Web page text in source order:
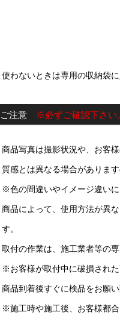
使わないときは専用の収納袋
ご注意 ※必ずご確認下さい
商品写真は撮影状況や、お客
質感とは異なる場合があります
※色の間違いやイメージ違い
商品によって、使用方法が異
す。
取付の作業は、施工業者等の
※お客様が取付中に破損され
商品到着後すぐに検品をお願
※施工時や施工後、お客様都